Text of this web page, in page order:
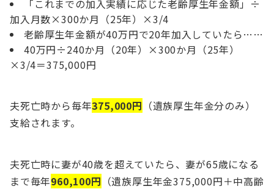
「これまでの加入実績に応じた老齢厚生年金額」÷
加入月数×300か月（25年）×3/4
老齢厚生年金額が40万円で20年加入していたら……
40万円÷240か月（20年）×300か月（25年）
×3/4＝375,000円
夫死亡時から毎年375,000円 （遺族厚生年金分のみ）
支給されます。
夫死亡時に妻が40歳を超えていたら、妻が65歳になる
まで毎年960,100円 （遺族厚生年金375,000円＋中高齢